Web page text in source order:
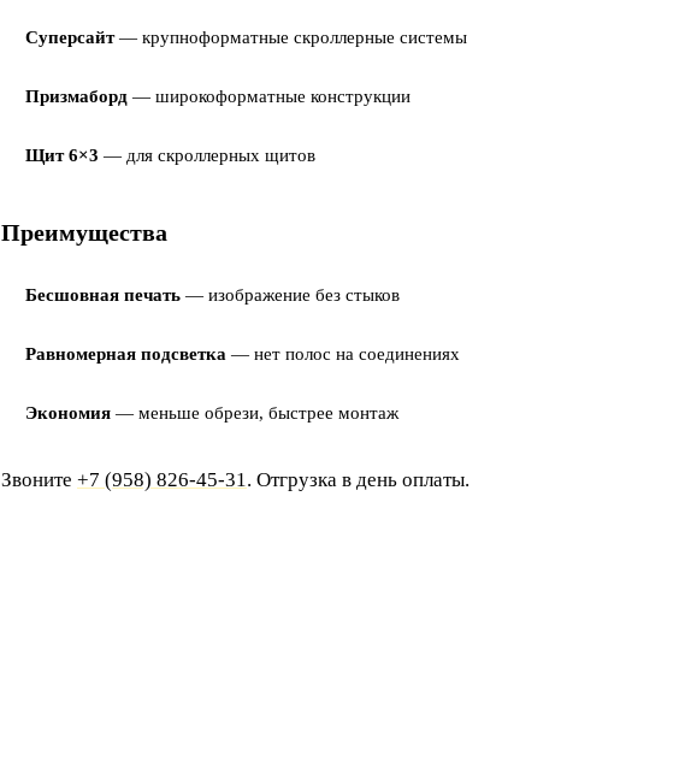
Суперсайт— крупноформатные скроллерные системы
Призмаборд — широкоформатные конструкции
Щит 6×3 — для скроллерных щитов
Преимущества
Бесшовная печать — изображение без стыков
Равномерная подсветка — нет полос на соединениях
Экономия — меньше обрези, быстрее монтаж
Звоните +7 (958) 826-45-31. Отгрузка в день оплаты.